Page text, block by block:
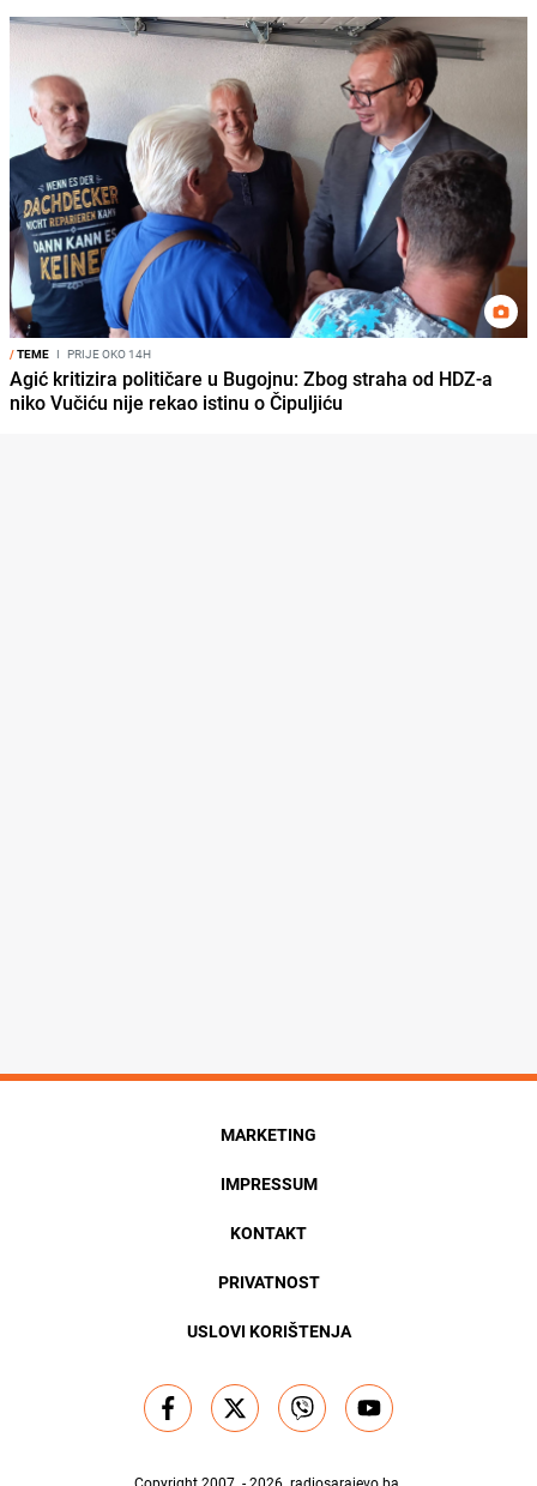
/TEME I PRIJE OKO 14H
Agić kritizira političare u Bugojnu: Zbog straha od HDZ-a
niko Vučiću nije rekao istinu o Čipuljiću
MARKETING
IMPRESSUM
KONTAKT
PRIVATNOST
USLOVI KORIŠTENJA
Copyright 2007. - 2026. radiosarajevo.ba